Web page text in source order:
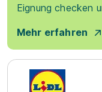
Eignung checken
Mehr erfahren